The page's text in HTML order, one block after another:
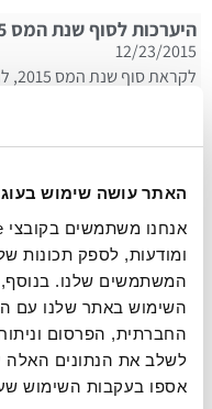
האתר עושה שימוש
ומודעות, לספק תכונות
המשתמשים שלנו. בנוסף,
השימוש באתר שלנו עם
החברתית, הפרסום
לשלב את הנתונים
אספו בעקבות השימוש
היערכות לסוף שנת המס 2015
12/23/2015
קרא עוד »
לכל שאלה ,
מנציגינו
לעמוד לשרותכם.